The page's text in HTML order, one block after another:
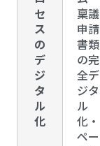
セ
ス
の
デ
ジ
タ
ル
化
稟議
申請
書類
の完
全デ
ジタ
ル
化・
ペー